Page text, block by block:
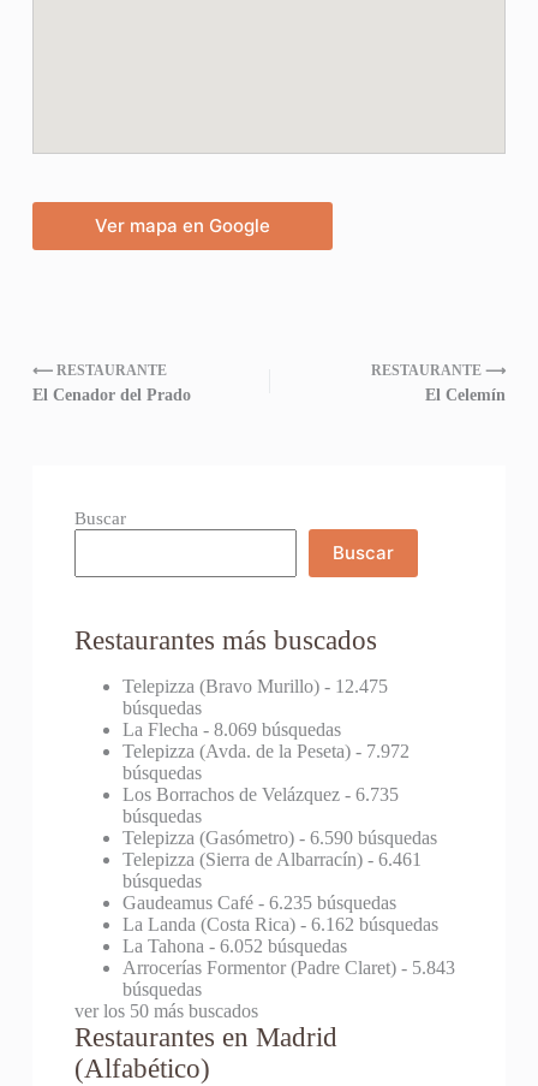
Ver mapa en Google
⟵ RESTAURANTE
El Cenador del Prado
RESTAURANTE ⟶
El Celemín
Buscar
Buscar
Restaurantes más buscados
Telepizza (Bravo Murillo)- 12.475
búsquedas
La Flecha - 8.069 búsquedas
Telepizza (Avda. de la Peseta)- 7.972
búsquedas
Los Borrachos de Velázquez- 6.735
búsquedas
Telepizza (Gasómetro)- 6.590 búsquedas
Telepizza (Sierra de Albarracín)- 6.461
búsquedas
Gaudeamus Café- 6.235 búsquedas
La Landa (Costa Rica)- 6.162 búsquedas
La Tahona - 6.052 búsquedas
Arrocerías Formentor (Padre Claret)- 5.843
búsquedas
ver los 50 más buscados
Restaurantes en Madrid
(Alfabético)